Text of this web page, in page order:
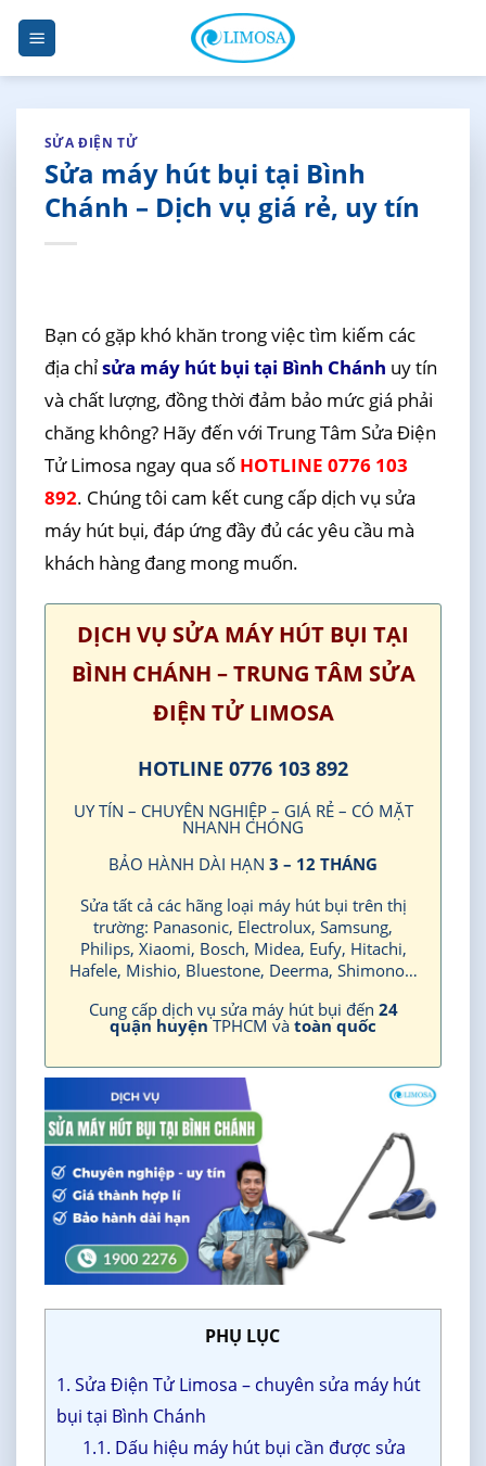
Skip
content
SỬA ĐIỆN TỬ
Sửa máy hút bụi tại Bình
Chánh – Dịch vụ giá rẻ, uy tín
Bạn có gặp khó khăn trong việc tìm kiếm các
địa chỉsửa máy hút bụi tại Bình Chánh uy tín
và chất lượng, đồng thời đảm bảo mức giá phải
chăng không? Hãy đến với Trung Tâm Sửa Điện
Tử Limosa ngay qua số HOTLINE 0776 103
892. Chúng tôi cam kết cung cấp dịch vụ sửa
máy hút bụi, đáp ứng đầy đủ các yêu cầu mà
khách hàng đang mong muốn.
DỊCH VỤ SỬA MÁY HÚT BỤI TẠI
BÌNH CHÁNH – TRUNG TÂM SỬA
ĐIỆN TỬ LIMOSA
HOTLINE 0776 103 892
UY TÍN – CHUYÊN NGHIỆP – GIÁ RẺ – CÓ MẶT
NHANH CHÓNG
BẢO HÀNH DÀI HẠN 3 – 12 THÁNG
Sửa tất cả các hãng loại máy hút bụi trên thị
trường: Panasonic, Electrolux, Samsung,
Philips, Xiaomi, Bosch, Midea, Eufy, Hitachi,
Hafele, Mishio, Bluestone, Deerma, Shimono…
Cung cấp dịch vụ sửa máy hút bụi đến 24
quận huyệnTPHCM và toàn quốc
PHỤ LỤC
1. Sửa Điện Tử Limosa – chuyên sửa máy hút
bụi tại Bình Chánh
1.1. Dấu hiệu máy hút bụi cần được sửa